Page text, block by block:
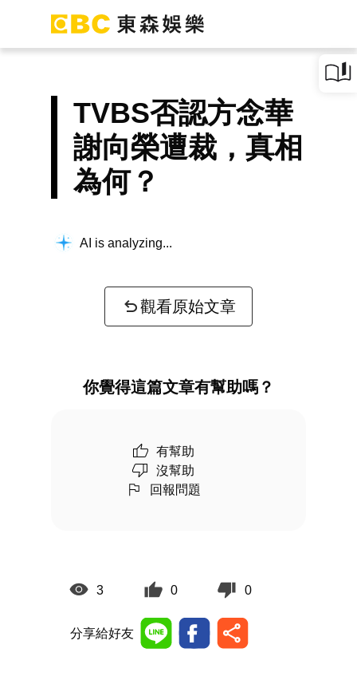
TVBS否認方念華
謝向榮遭裁，真相
為何？
AI is analyzing...
觀看原始文章
你覺得這篇文章有幫助嗎？
有幫助
沒幫助
回報問題
3 0 0
分享給好友